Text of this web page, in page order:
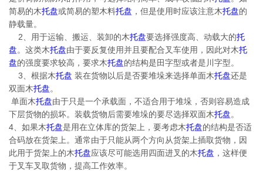
简易的木托盘或简易的塑木料托盘 ，但是使用时应该注意木托盘的
静载量。
2、用于运输、搬运、装卸的木托盘要选择强度高、动载大的托
盘。这类木托盘由于要反复使用并且要配合叉车使用，因此对木托
盘的强度要求较高，要求木托盘的结构是田字型或者是川字型。
3、根据木托盘 装在货物以后是否要堆垛来选择单面木托盘还是
双面木托盘。
单面木托盘由于只是一个承载面，不适合用于堆垛，否则容易造成
下层货物的损坏。装载货物后需要堆垛的要尽选择双面木托盘。
4、如果木托盘是用在立体库的货架上，要考虑木托盘的结构是否适
合码放在货架上。通常由于只能从两个方向从货架上插取货物，因
此用于货架上的木托盘应该尽可能选用四面进叉的木托盘 ，这样便
于叉车叉取货物，提高工作效率。